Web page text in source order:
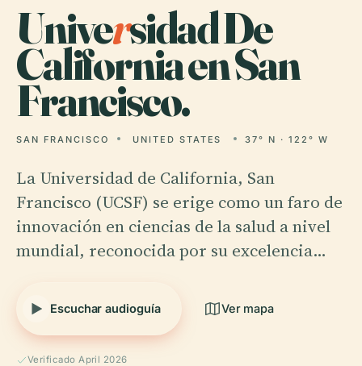
Universidad De
California en San
Francisco.
SAN FRANCISCO UNITED STATES 37° N · 122° W
La Universidad de California, San
Francisco (UCSF) se erige como un faro de
innovación en ciencias de la salud a nivel
mundial, reconocida por su excelencia…
Escuchar audioguía Ver mapa
Verificado April 2026